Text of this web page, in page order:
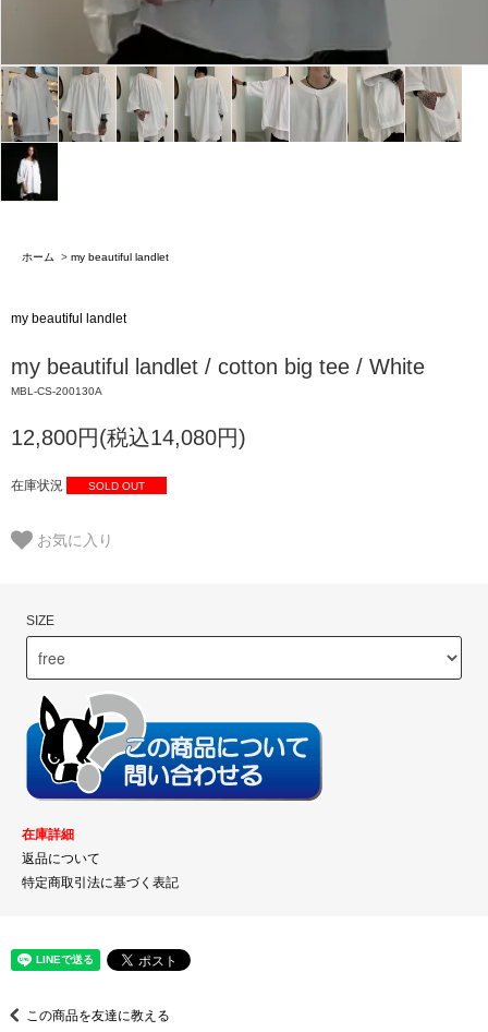
ホーム > my beautiful landlet
my beautiful landlet
my beautiful landlet / cotton big tee / White
MBL-CS-200130A
12,800円(税込14,080円)
在庫状況 SOLD OUT
お気に入り
SIZE
在庫詳細
返品について
特定商取引法に基づく表記
この商品を友達に教える